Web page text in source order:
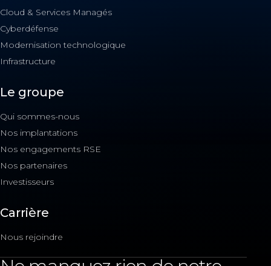
Cloud & Services Managés
Cyberdéfense
Modernisation technologique
Infrastructure
Le groupe
Qui sommes-nous
Nos implantations
Nos engagements RSE
Nos partenaires
Investisseurs
Carrière
Nous rejoindre